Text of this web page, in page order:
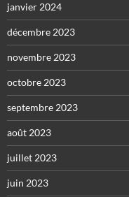
janvier 2024
décembre 2023
novembre 2023
octobre 2023
septembre 2023
août 2023
juillet 2023
juin 2023